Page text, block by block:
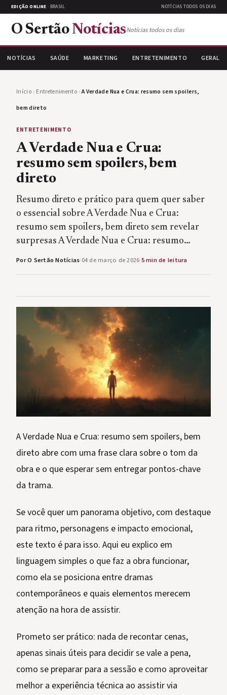
EDIÇÃO ONLINE · BRASIL NOTÍCIAS TODOS OS DIAS
O Sertão NotíciasNotícias todos os dias
NOTÍCIAS SAÚDE MARKETING ENTRETENIMENTO GERAL
Início › Entretenimento ›A Verdade Nua e Crua: resumo sem spoilers,
bem direto
ENTRETENIMENTO
A Verdade Nua e Crua:
resumo sem spoilers, bem
direto
Resumo direto e prático para quem quer saber
o essencial sobre A Verdade Nua e Crua:
resumo sem spoilers, bem direto sem revelar
surpresas A Verdade Nua e Crua: resumo…
Por O Sertão Notícias·04 de março de 2026·5 min de leitura
A Verdade Nua e Crua: resumo sem spoilers, bem
direto abre com uma frase clara sobre o tom da
obra e o que esperar sem entregar pontos-chave
da trama.
Se você quer um panorama objetivo, com destaque
para ritmo, personagens e impacto emocional,
este texto é para isso. Aqui eu explico em
linguagem simples o que faz a obra funcionar,
como ela se posiciona entre dramas
contemporâneos e quais elementos merecem
atenção na hora de assistir.
Prometo ser prático: nada de recontar cenas,
apenas sinais úteis para decidir se vale a pena,
como se preparar para a sessão e como aproveitar
melhor a experiência técnica ao assistir via